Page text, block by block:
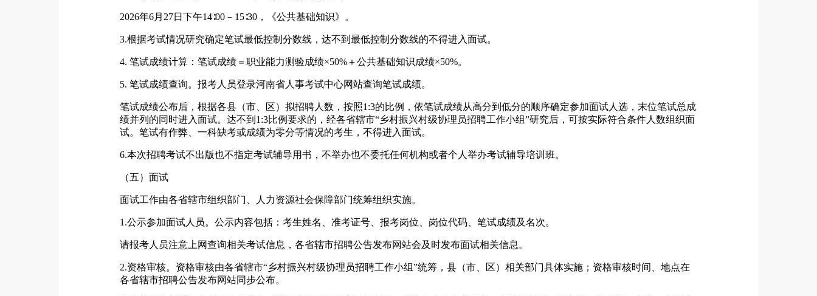
2026年6月27日下午14∶00－15∶30，《公共基础知识》。
3.根据考试情况研究确定笔试最低控制分数线，达不到最低控制分数线的不得进入面试。
4. 笔试成绩计算：笔试成绩＝职业能力测验成绩×50%＋公共基础知识成绩×50%。
5. 笔试成绩查询。报考人员登录河南省人事考试中心网站查询笔试成绩。
笔试成绩公布后，根据各县（市、区）拟招聘人数，按照1:3的比例，依笔试成绩从高分到低分的顺序确定参加面试人选，末位笔试总成
绩并列的同时进入面试。达不到1:3比例要求的，经各省辖市“乡村振兴村级协理员招聘工作小组”研究后，可按实际符合条件人数组织面
试。笔试有作弊、一科缺考或成绩为零分等情况的考生，不得进入面试。
6.本次招聘考试不出版也不指定考试辅导用书，不举办也不委托任何机构或者个人举办考试辅导培训班。
（五）面试
面试工作由各省辖市组织部门、人力资源社会保障部门统筹组织实施。
1.公示参加面试人员。公示内容包括：考生姓名、准考证号、报考岗位、岗位代码、笔试成绩及名次。
请报考人员注意上网查询相关考试信息，各省辖市招聘公告发布网站会及时发布面试相关信息。
2.资格审核。资格审核由各省辖市“乡村振兴村级协理员招聘工作小组”统筹，县（市、区）相关部门具体实施；资格审核时间、地点在
各省辖市招聘公告发布网站同步公布。